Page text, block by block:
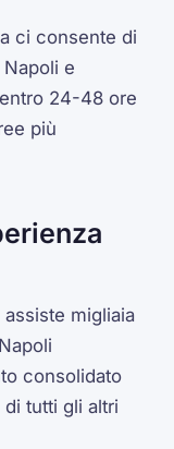
ci consente di
e
24-48 ore
più
assiste migliaia
consolidato
tutti gli altri